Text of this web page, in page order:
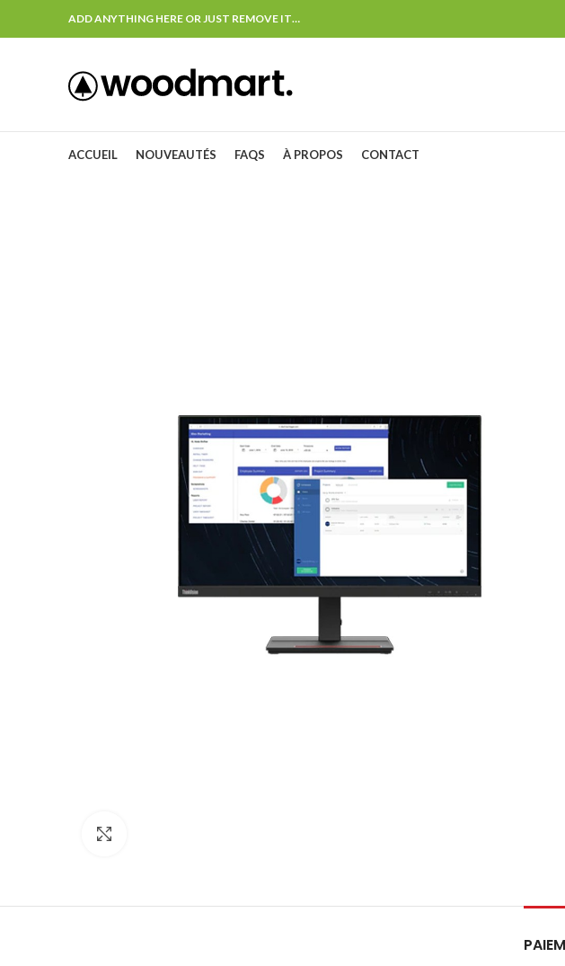
ADD ANYTHING HERE OR JUST REMOVE IT…
ACCUEIL NOUVEAUTÉS FAQS À PROPOS CONTACT